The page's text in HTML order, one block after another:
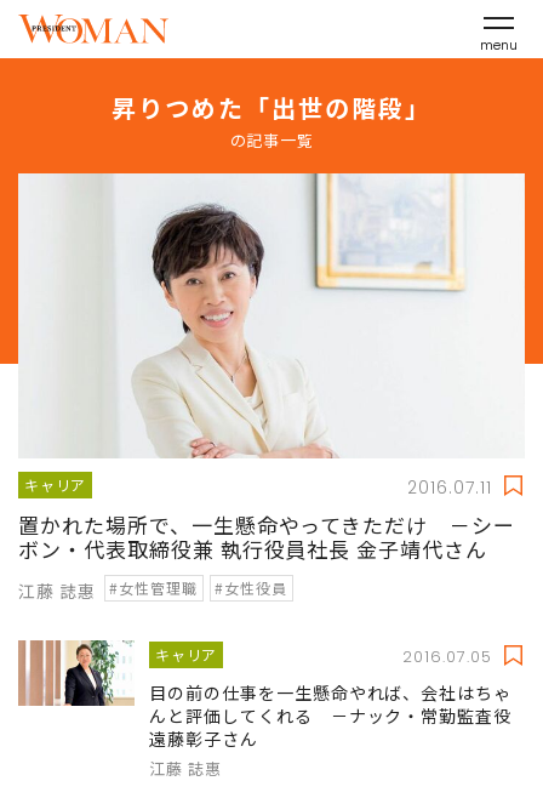
menu
昇りつめた「出世の階段」
の記事一覧
キャリア 2016.07.11
置かれた場所で、一生懸命やってきただけ －シー
ボン・代表取締役兼 執行役員社長 金子靖代さん
江藤 誌惠 #女性管理職 #女性役員
キャリア 2016.07.05
目の前の仕事を一生懸命やれば、会社はちゃ
んと評価してくれる －ナック・常勤監査役
遠藤彰子さん
江藤 誌惠